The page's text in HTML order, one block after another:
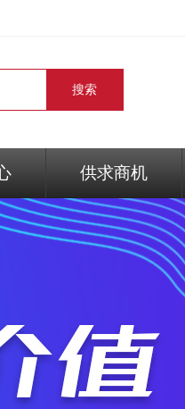
供求商机